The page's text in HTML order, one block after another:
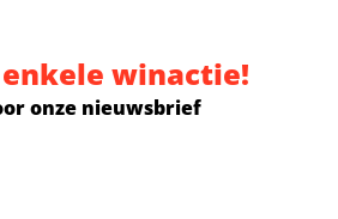
winactie!
onze nieuwsbrief